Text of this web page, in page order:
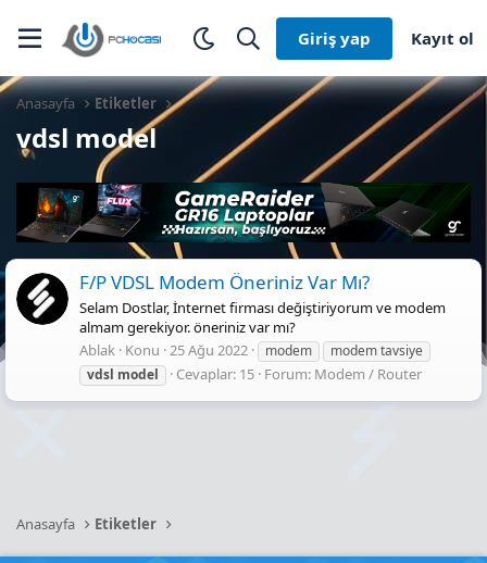
Giriş yap Kayıt ol
Anasayfa Etiketler
vdsl model
F/P VDSL Modem Öneriniz Var Mı?
Selam Dostlar, İnternet firması değiştiriyorum ve modem
almam gerekiyor. öneriniz var mı?
Ablak Konu 25 Ağu 2022 modem
modem tavsiye
vdsl model Cevaplar: 15 Forum: Modem / Router
Anasayfa Etiketler